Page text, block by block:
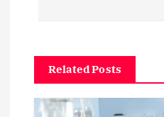
c
Related Posts